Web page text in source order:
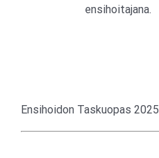
ensihoitajana.
Ensihoidon Taskuopas 2025